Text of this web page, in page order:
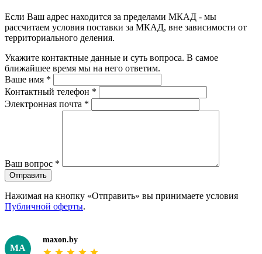
Если Ваш адрес находится за пределами МКАД - мы
рассчитаем условия поставки за МКАД, вне зависимости от
территориального деления.
Укажите контактные данные и суть вопроса. В самое
ближайшее время мы на него ответим.
Ваше имя *
Контактный телефон *
Электронная почта *
Ваш вопрос *
Отправить
Нажимая на кнопку «Отправить» вы принимаете условия
Публичной оферты.
MA
maxon.by